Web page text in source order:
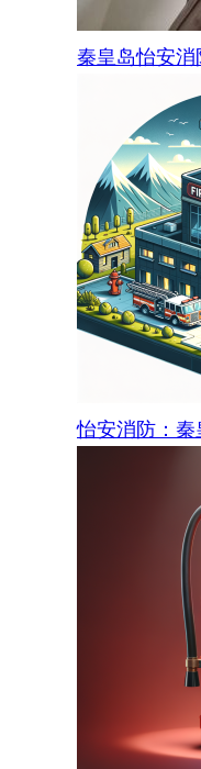
秦皇岛怡安
怡安消防：